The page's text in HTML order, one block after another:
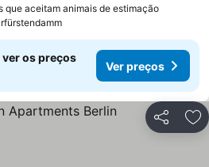
que aceitam animais de estimação
ver os preços
Ver preços
Partilhar